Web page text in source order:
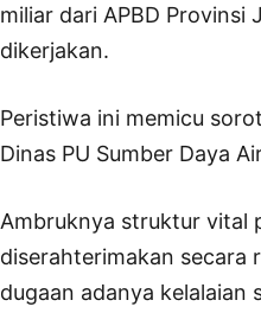
miliar dari APBD Provinsi
dikerjakan.
Peristiwa ini memicu
Dinas PU Sumber Daya
Ambruknya struktur vital
diserahterimakan secara
dugaan adanya kelalaian